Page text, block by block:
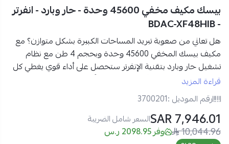
بيسك مكيف مخفي 45600 وحدة - حار وبارد - انفرتر
- BDAC-XF48HIB
هل تعاني من صعوبة تبريد المساحات الكبيرة بشكل متوازن؟ مع
مكيف بيسك المخفي 45600 وحدة وبحجم 4 طن مع نظام
تشغيل حار وبارد بتقنية الإنفرترستحصل على أداء قوي يغطي كل
زاوية بكفاءة، ليمنحك أجواء مثالية صيفًا وشتاءً دون أي مجهود.
مواصفات مكيف بيسك مخفي 45600 وحدة في السعودية:
العلامة التجارية:بيسك
النوع:مكيف مخفي(Ducted)
قراءة المزيد
رقم الموديل :3700201
7,946.01 SAR السعر شامل الضريبة
10,044.96 وفر 2098.95 ر.س